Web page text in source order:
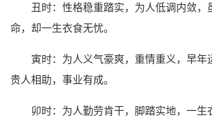
丑时：性格稳重踏实，为人低调内敛，
命，却一生衣食无忧。
寅时：为人义气豪爽，重情重义，早年
贵人相助，事业有成。
卯时：为人勤劳肯干，脚踏实地，一生